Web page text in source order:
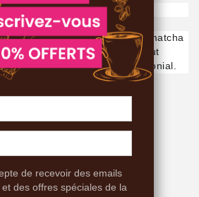
naturelle : notre matcha
de noisettes, ce qui peut
de notre matcha Cérémonial.
AU PANIER
stock